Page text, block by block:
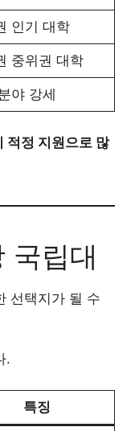
인기 대학
중위권 대학
야 강세
적정 지원으로 많
국립대
선택지가 될 수
.
특징